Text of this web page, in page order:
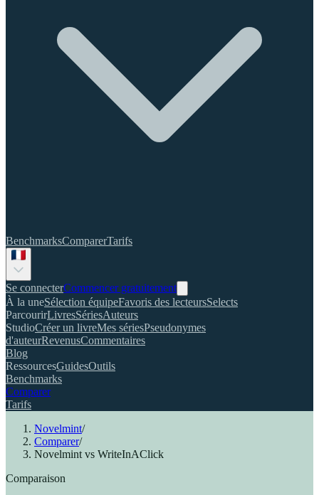
BenchmarksComparerTarifs
Se connecterCommencer gratuitement
À la uneSélection équipeFavoris des lecteursSelects
ParcourirLivresSériesAuteurs
StudioCréer un livreMes sériesPseudonymes
d'auteurRevenusCommentaires
Blog
RessourcesGuidesOutils
Benchmarks
Comparer
Tarifs
Novelmint/
Comparer/
Novelmint vs WriteInAClick
Comparaison